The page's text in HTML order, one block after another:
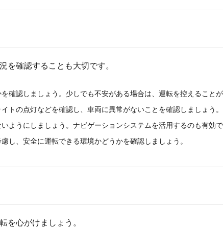
を確認することも大切です。
確認しましょう。少しでも不安がある場合は、運転を控えることが
トの点灯などを確認し、車両に異常がないことを確認しましょう。
ようにしましょう。ナビゲーションシステムを活用するのも有効で
し、安全に運転できる環境かどうかを確認しましょう。
を心がけましょう。